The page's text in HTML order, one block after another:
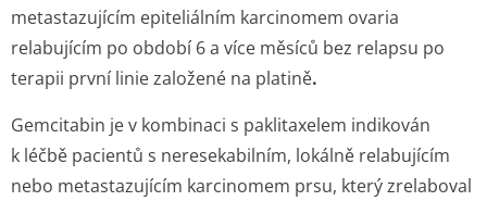
metastazujícím epiteliálním karcinomem ovaria
relabujícím po období 6 a více měsíců bez relapsu po
terapii první linie založené na platině.
Gemcitabin je v kombinaci s paklitaxelem indikován
k léčbě pacientů s neresekabilním, lokálně relabujícím
nebo metastazujícím karcinomem prsu, který zrelaboval